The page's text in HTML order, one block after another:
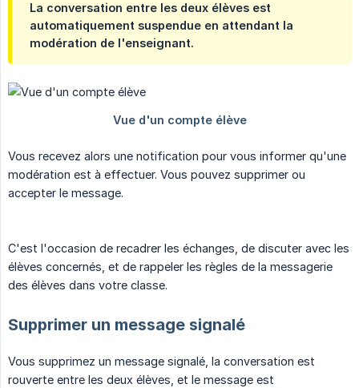
La conversation entre les deux élèves est
automatiquement suspendue en attendant la
modération de l'enseignant.
Vous recevez alors une notification pour vous informer qu'une
modération est à effectuer. Vous pouvez supprimer ou
accepter le message.
C'est l'occasion de recadrer les échanges, de discuter avec les
élèves concernés, et de rappeler les règles de la messagerie
des élèves dans votre classe.
Supprimer un message signalé
Vous supprimez un message signalé, la conversation est
rouverte entre les deux élèves, et le message est